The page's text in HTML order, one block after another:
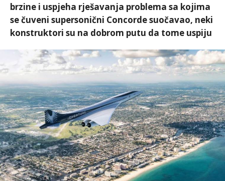
brzine i uspjeha rješavanja problema sa kojima
se čuveni supersonični Concorde suočavao, neki
konstruktori su na dobrom putu da tome uspiju